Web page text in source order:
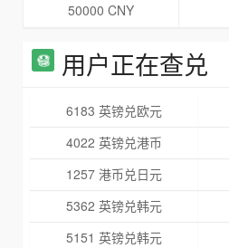
50000 CNY
用户正在查兑
6183 英镑兑欧元
4022 英镑兑港币
1257 港币兑日元
5362 英镑兑韩元
5151 英镑兑韩元